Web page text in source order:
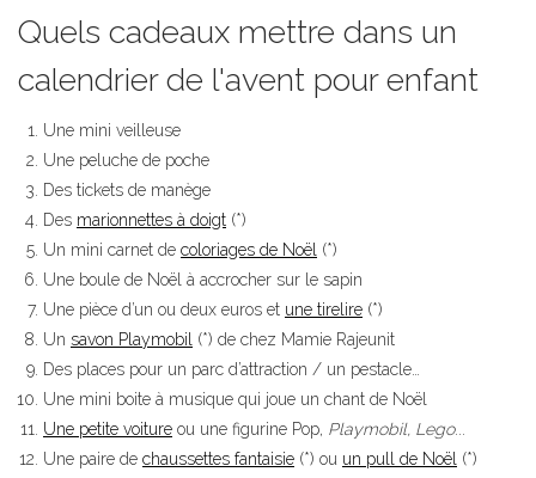
Quels cadeaux mettre dans un
calendrier de l'avent pour enfant
Une mini veilleuse
Une peluche de poche
Des tickets de manège
Des marionnettes à doigt (*)
Un mini carnet de coloriages de Noël (*)
Une boule de Noël à accrocher sur le sapin
Une pièce d’un ou deux euros et une tirelire (*)
Un savon Playmobil
(*) de chez Mamie Rajeunit
Des places pour un parc d’attraction / un pestacle…
Une mini boite à musique qui joue un chant de Noël
Une petite voiture ou une figurine Pop, Playmobil, Lego...
Une paire de chaussettes fantaisie (*) ou un pull de Noël (*)